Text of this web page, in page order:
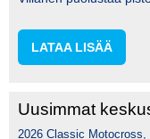
LATAA LISÄÄ
Uusimmat
2026 Classic Motocross,